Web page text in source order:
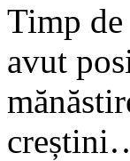
Timp
avut